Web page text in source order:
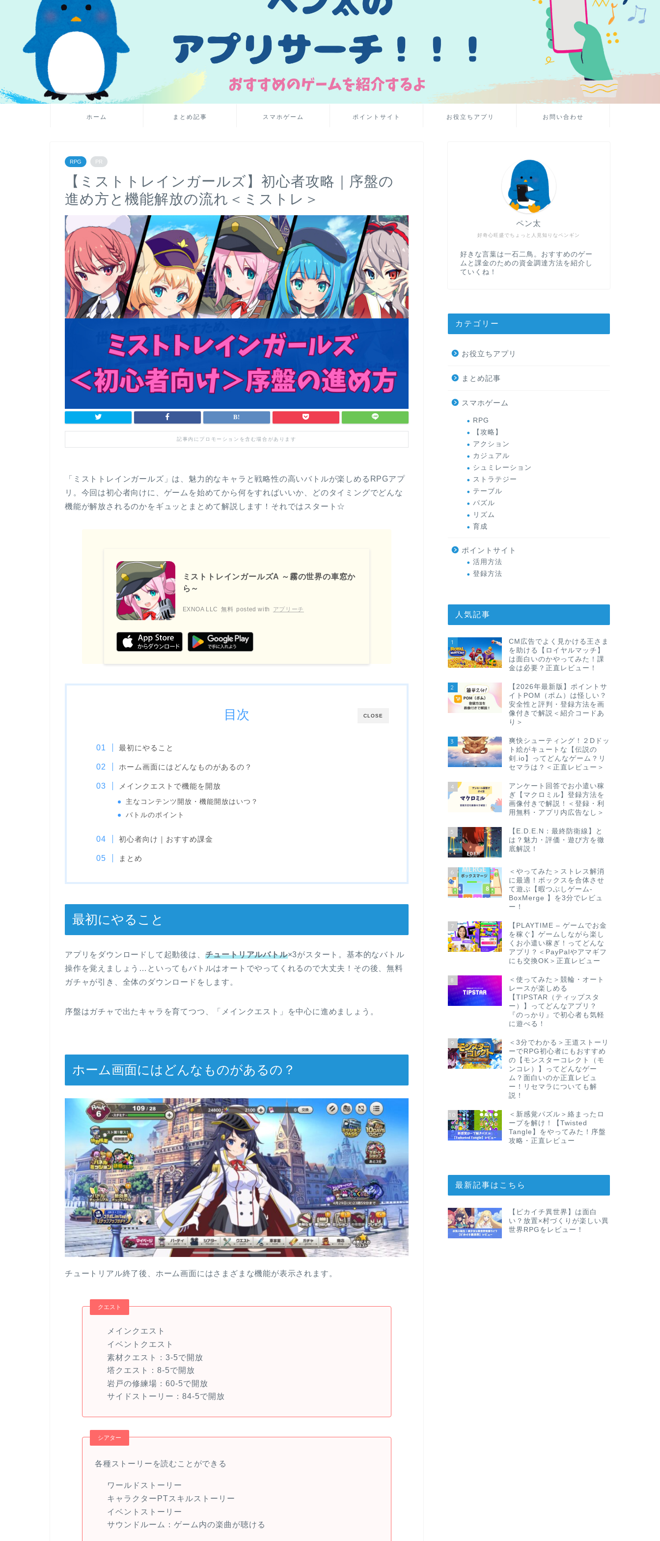
ホーム まとめ記事 スマホゲーム ポイントサイト お役立ちアプリ お問い合わせ
RPG PR
【ミストトレインガールズ】初心者攻略｜序盤の
進め方と機能解放の流れ＜ミストレ＞
記事内にプロモーションを含む場合があります
「ミストトレインガールズ」は、魅力的なキャラと戦略性の高いバトルが楽しめるRPGアプ
リ。今回は初心者向けに、ゲームを始めてから何をすればいいか、どのタイミングでどんな
機能が解放されるのかをギュッとまとめて解説します！それではスタート☆
ミストトレインガールズA ～霧の世界の車窓か
ら～
EXNOA LLC 無料 posted with アプリーチ
CLOSE
目次
最初にやること
ホーム画面にはどんなものがあるの？
メインクエストで機能を開放
主なコンテンツ開放・機能開放はいつ？
バトルのポイント
初心者向け｜おすすめ課金
まとめ
最初にやること
アプリをダウンロードして起動後は、 チュートリアルバトル×3がスタート。基本的なバトル
操作を覚えましょう…といってもバトルはオートでやってくれるので大丈夫！その後、無料
ガチャが引き、全体のダウンロードをします。
序盤はガチャで出たキャラを育てつつ、「メインクエスト」を中心に進めましょう。
ホーム画面にはどんなものがあるの？
チュートリアル終了後、ホーム画面にはさまざまな機能が表示されます。
クエスト
メインクエスト
イベントクエスト
素材クエスト：3-5で開放
塔クエスト：8-5で開放
岩戸の修練場：60-5で開放
サイドストーリー：84-5で開放
シアター
各種ストーリーを読むことができる
ワールドストーリー
キャラクターPTスキルストーリー
イベントストーリー
サウンドルーム：ゲーム内の楽曲が聴ける
好奇心旺盛でちょっと人見知りなペンギン
ペン太
好きな言葉は一石二鳥。おすすめのゲー
ムと課金のための資金調達方法を紹介し
ていくね！
カテゴリー
お役立ちアプリ
まとめ記事
スマホゲーム
RPG
【攻略】
アクション
カジュアル
シュミレーション
ストラテジー
テーブル
パズル
リズム
育成
ポイントサイト
活用方法
登録方法
人気記事
1
CM広告でよく見かける王さま
を助ける【ロイヤルマッチ】
は面白いのかやってみた！課
金は必要？正直レビュー！
2
【2026年最新版】ポイントサ
イトPOM（ポム）は怪しい？
安全性と評判・登録方法を画
像付きで解説＜紹介コードあ
り＞
3
爽快シューティング！２Dドッ
ト絵がキュートな【伝説の
剣.io】ってどんなゲーム？リ
セマラは？＜正直レビュー＞
4
アンケート回答でお小遣い稼
ぎ【マクロミル】登録方法を
画像付きで解説！＜登録・利
用無料・アプリ内広告なし＞
5
【E.D.E.N：最終防衛線】と
は？魅力・評価・遊び方を徹
底解説！
6
＜やってみた＞ストレス解消
に最適！ボックスを合体させ
て遊ぶ【暇つぶしゲーム-
BoxMerge 】を3分でレビュ
ー！
7
【PLAYTIME – ゲームでお金
を稼ぐ】ゲームしながら楽し
くお小遣い稼ぎ！ってどんな
アプリ？＜PayPalやアマギフ
にも交換OK＞正直レビュー
8
＜使ってみた＞競輪・オート
レースが楽しめる
【TIPSTAR（ティップスタ
ー）】ってどんなアプリ？
『のっかり』で初心者も気軽
に遊べる！
9
＜3分でわかる＞王道ストーリ
ーでRPG初心者にもおすすめ
の【モンスターコレクト（モ
ンコレ）】ってどんなゲー
ム？面白いのか正直レビュ
ー！リセマラについても解
説！
10
＜新感覚パズル＞絡まったロ
ープを解け！【Twisted
Tangle】をやってみた！序盤
攻略・正直レビュー
最新記事はこちら
【ピカイチ異世界】は面白
い？放置×村づくりが楽しい異
世界RPGをレビュー！